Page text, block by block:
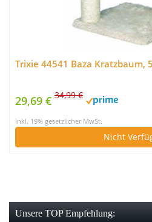
Trixie 44541 Baza Kratzbaum,
29,69 € 34,99 €
inkl. 19% gesetzlicher MwSt.
Nicht
Unsere TOP Empfehlung: